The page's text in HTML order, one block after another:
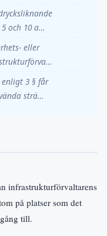
och 10 a…
eller
3 § får
strä…
infrastrukturförvaltarens
på platser som det
till.